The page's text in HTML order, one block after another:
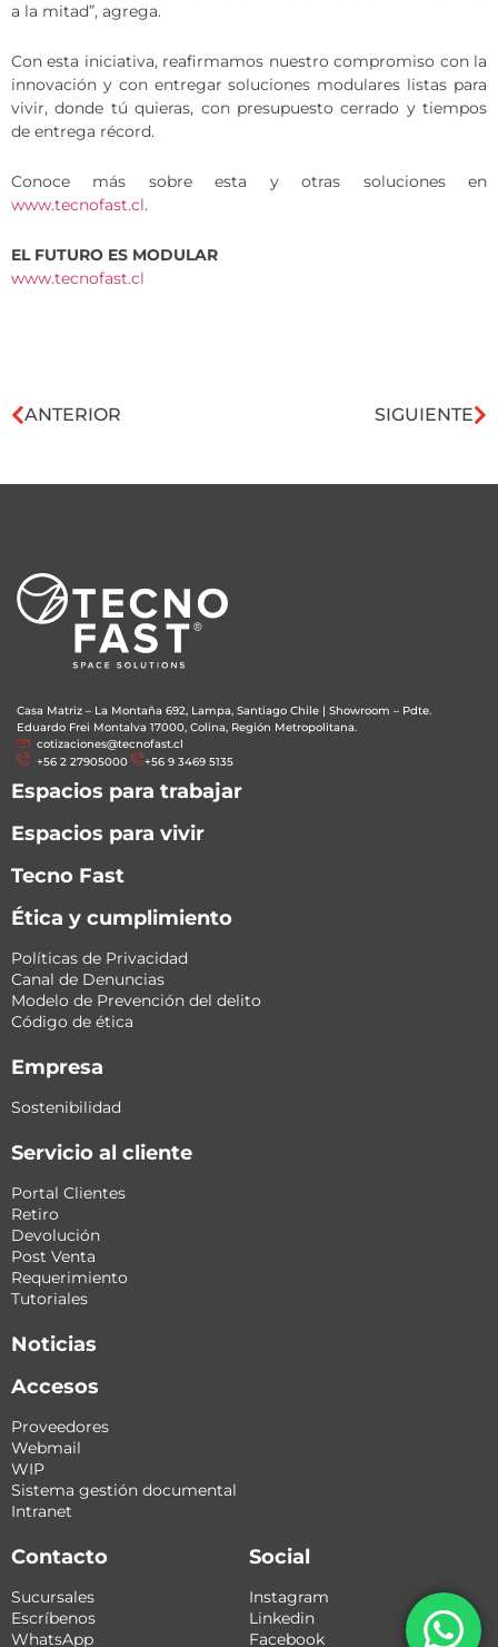
a la mitad”, agrega.
Con esta iniciativa, reafirmamos nuestro compromiso con la
innovación y con entregar soluciones modulares listas para
vivir, donde tú quieras, con presupuesto cerrado y tiempos
de entrega récord.
Conoce más sobre esta y otras soluciones en
www.tecnofast.cl.
EL FUTURO ES MODULAR
www.tecnofast.cl
ANTERIOR SIGUIENTE
Casa Matriz – La Montaña 692, Lampa, Santiago Chile | Showroom – Pdte.
Eduardo Frei Montalva 17000, Colina, Región Metropolitana.
cotizaciones@tecnofast.cl
+56 2 27905000
+56 9 3469 5135
Espacios para trabajar
Espacios para vivir
Tecno Fast
Ética y cumplimiento
Políticas de Privacidad
Canal de Denuncias
Modelo de Prevención del delito
Código de ética
Empresa
Sostenibilidad
Servicio al cliente
Portal Clientes
Retiro
Devolución
Post Venta
Requerimiento
Tutoriales
Noticias
Accesos
Proveedores
Webmail
WIP
Sistema gestión documental
Intranet
Contacto
Sucursales
Escríbenos
WhatsApp
Social
Instagram
Linkedin
Facebook